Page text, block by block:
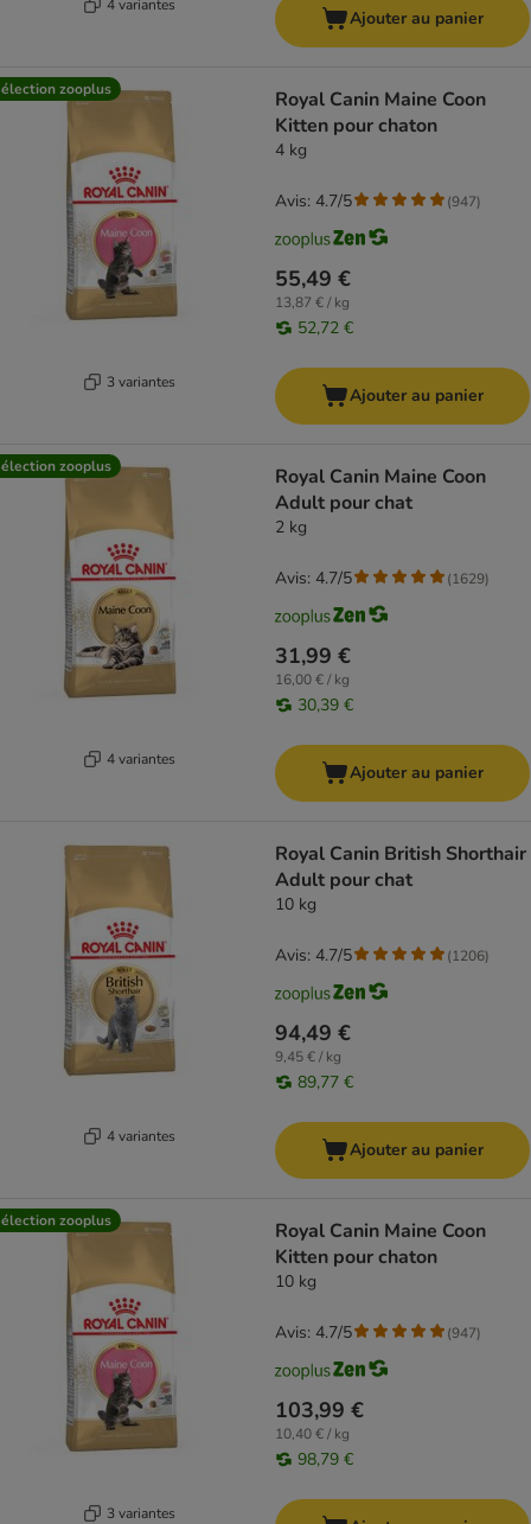
4 variantes
Ajouter au panier
zooplus
3 variantes
Royal Canin Maine Coon
Kitten pour chaton
4 kg
55,49 €
13,87 € / kg
52,72 €
Avis: 4.7/5 (947)
Ajouter au panier
zooplus
4 variantes
Royal Canin Maine Coon
Adult pour chat
2 kg
31,99 €
16,00 € / kg
30,39 €
Avis: 4.7/5 (1629)
Ajouter au panier
4 variantes
Royal Canin British Shorthair
Adult pour chat
10 kg
94,49 €
9,45 € / kg
89,77 €
Avis: 4.7/5 (1206)
Ajouter au panier
zooplus
3 variantes
Royal Canin Maine Coon
Kitten pour chaton
10 kg
103,99 €
10,40 € / kg
98,79 €
Avis: 4.7/5 (947)